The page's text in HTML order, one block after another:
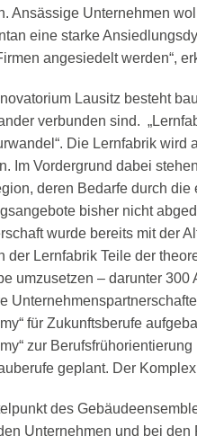
Ansässige Unternehmen
eine starke
angesiedelt werden“,
Lausitz besteht
verbunden sind.
Die Lernfabrik
Im Vordergrund dabei
deren Bedarfe durch
bisher nicht
wurde bereits mit der
der Lernfabrik Teile der
umzusetzen – darunter
für Zukunftsberufe
zur
geplant. Der
des
Unternehmen und bei